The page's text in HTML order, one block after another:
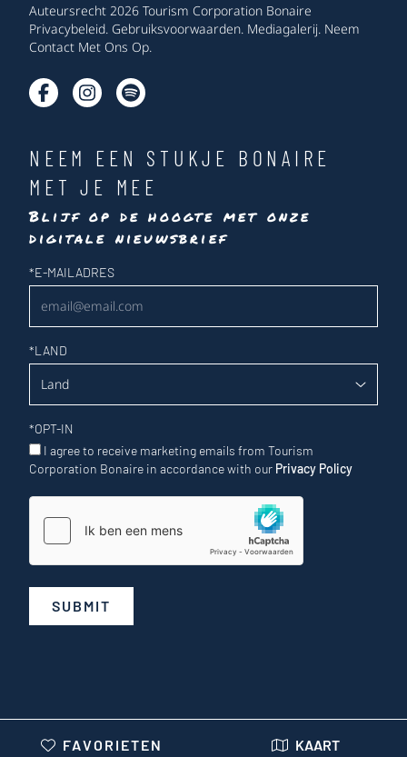
Auteursrecht 2026 Tourism Corporation Bonaire
Privacybeleid. Gebruiksvoorwaarden. Mediagalerij. Neem
Contact Met Ons Op.
NEEM EEN STUKJE BONAIRE
MET JE MEE
Blijf op de hoogte met onze
digitale nieuwsbrief
Nieuwsbrief
*E-MAILADRES
*LAND
*OPT-IN
I agree to receive marketing emails from Tourism
Corporation Bonaire in accordance with our Privacy Policy
SUBMIT
FAVORIETEN KAART